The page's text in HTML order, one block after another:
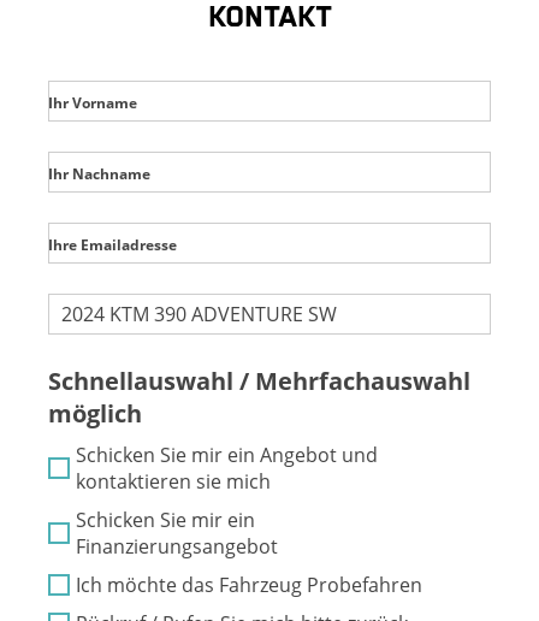
KONTAKT
Ihr Vorname
Ihr Nachname
Ihre Emailadresse
Schnellauswahl / Mehrfachauswahl
möglich
Schicken Sie mir ein Angebot und
kontaktieren sie mich
Schicken Sie mir ein
Finanzierungsangebot
Ich möchte das Fahrzeug Probefahren